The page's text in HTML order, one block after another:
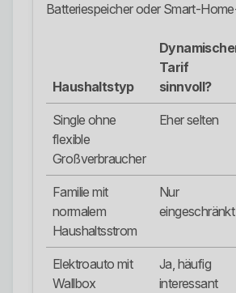
Batteriespeicher oder Smart-
Haushaltstyp
Tarif
sinnvoll?
Single ohne
flexible
Großverbraucher
Eher selten
Familie mit
normalem
Haushaltsstrom
Nur
eingeschränkt
Elektroauto mit
Wallbox
Ja, häufig
interessant